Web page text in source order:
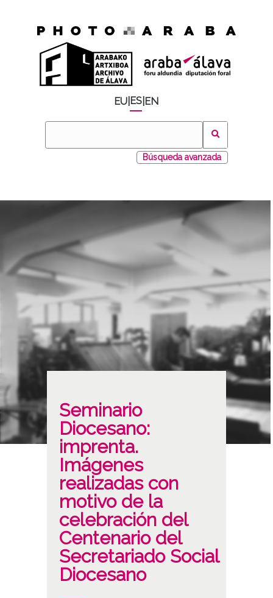
EU ES EN
Búsqueda avanzada
Seminario
Diocesano:
imprenta.
Imágenes
realizadas con
motivo de la
celebración del
Centenario del
Secretariado Social
Diocesano